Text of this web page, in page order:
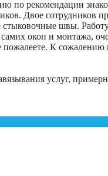
рекомендации
Двое сотрудников
швы.
окон и монтажа,
К сожалению
услуг,